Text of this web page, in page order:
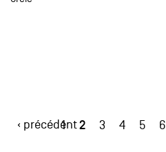
‹ précédent
1 2 3 4 5 6